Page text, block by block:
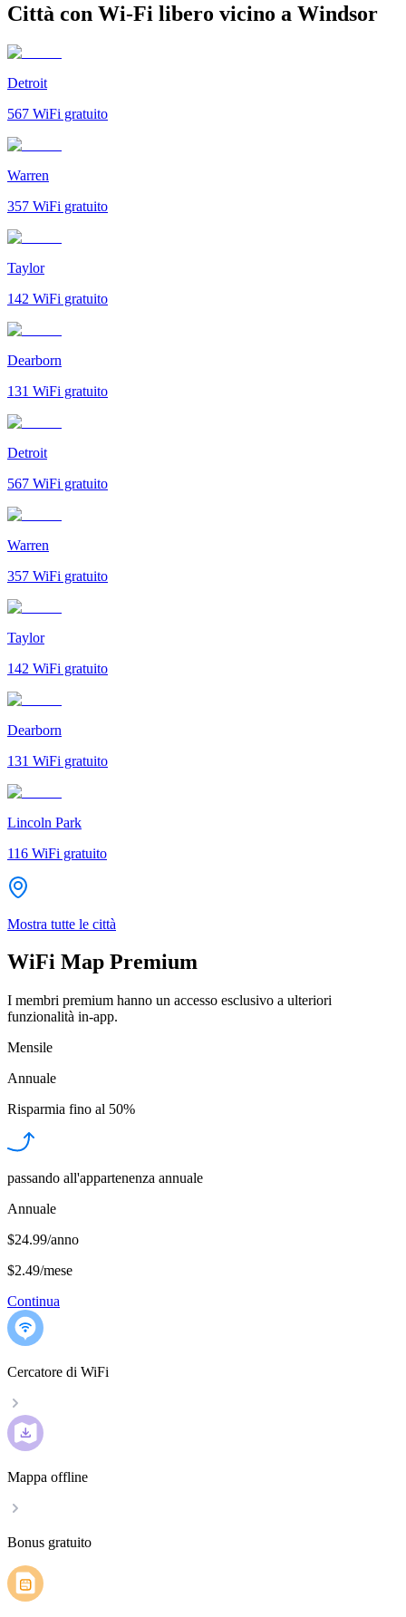
Città con Wi-Fi libero vicino a Windsor
Detroit
567 WiFi gratuito
Warren
357 WiFi gratuito
Taylor
142 WiFi gratuito
Dearborn
131 WiFi gratuito
Detroit
567 WiFi gratuito
Warren
357 WiFi gratuito
Taylor
142 WiFi gratuito
Dearborn
131 WiFi gratuito
Lincoln Park
116 WiFi gratuito
Mostra tutte le città
WiFi Map Premium
I membri premium hanno un accesso esclusivo a ulteriori
funzionalità in-app.
Mensile
Annuale
Risparmia fino al 50%
passando all'appartenenza annuale
Annuale
$24.99/anno
$2.49/mese
Continua
Cercatore di WiFi
Mappa offline
Bonus gratuito